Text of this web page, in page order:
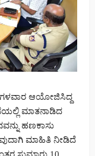
ಆಯೋಜಿಸಿದ್ದ
ಮಾತನಾಡಿದ
ಹಣಕಾಸು
ಮಾಹಿತಿ ನೀಡಿದೆ